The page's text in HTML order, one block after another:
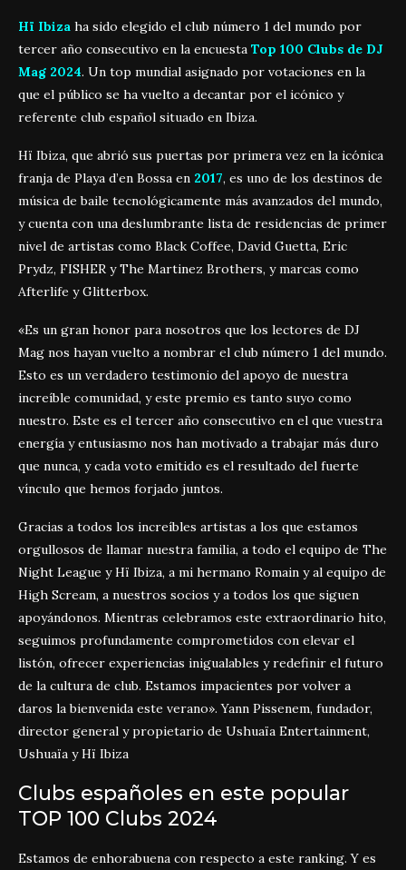
Hï Ibiza ha sido elegido el club número 1 del mundo por
tercer año consecutivo en la encuesta Top 100 Clubs de DJ
Mag 2024. Un top mundial asignado por votaciones en la
que el público se ha vuelto a decantar por el icónico y
referente club español situado en Ibiza.
Hï Ibiza, que abrió sus puertas por primera vez en la icónica
franja de Playa d’en Bossa en 2017, es uno de los destinos de
música de baile tecnológicamente más avanzados del mundo,
y cuenta con una deslumbrante lista de residencias de primer
nivel de artistas como Black Coffee, David Guetta, Eric
Prydz, FISHER y The Martinez Brothers, y marcas como
Afterlife y Glitterbox.
«Es un gran honor para nosotros que los lectores de DJ
Mag nos hayan vuelto a nombrar el club número 1 del mundo.
Esto es un verdadero testimonio del apoyo de nuestra
increíble comunidad, y este premio es tanto suyo como
nuestro. Este es el tercer año consecutivo en el que vuestra
energía y entusiasmo nos han motivado a trabajar más duro
que nunca, y cada voto emitido es el resultado del fuerte
vínculo que hemos forjado juntos.
Gracias a todos los increíbles artistas a los que estamos
orgullosos de llamar nuestra familia, a todo el equipo de The
Night League y Hï Ibiza, a mi hermano Romain y al equipo de
High Scream, a nuestros socios y a todos los que siguen
apoyándonos. Mientras celebramos este extraordinario hito,
seguimos profundamente comprometidos con elevar el
listón, ofrecer experiencias inigualables y redefinir el futuro
de la cultura de club. Estamos impacientes por volver a
daros la bienvenida este verano». Yann Pissenem, fundador,
director general y propietario de Ushuaïa Entertainment,
Ushuaïa y Hï Ibiza
Clubs españoles en este popular
TOP 100 Clubs 2024
Estamos de enhorabuena con respecto a este ranking. Y es